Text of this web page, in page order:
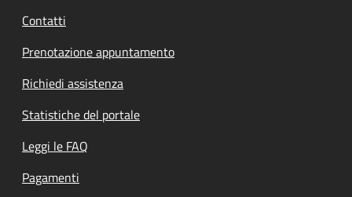
Contatti
Prenotazione appuntamento
Richiedi assistenza
Statistiche del portale
Leggi le FAQ
Pagamenti